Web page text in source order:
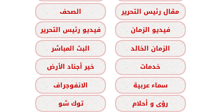
مقال رئيس التحرير
الصحف
فيديو الزمان
فيديو رئيس التحرير
الزمان الخالد
البث المباشر
خدمات
خير أجناد الأرض
سماء عربية
الانفوجراف
رؤى و أحلام
توك شو